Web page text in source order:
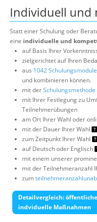
Individuell und
Statt einer Schulung oder
eine individuelle und
auf Basis Ihrer
zielgerichtet auf Ihren
aus 1042
und kombinieren können.
mit der
mit Ihrer Festlegung zu
Teilnehmerübungen
am Ort Ihrer Wahl oder
mit der Dauer Ihrer Wahl
zum Zeitpunkt Ihrer Wahl
auf Deutsch oder Englisch
mit einem unserer
mit der Teilnehmeranzahl
zum
Detailvergleich:
indviduelle Maßnahmen